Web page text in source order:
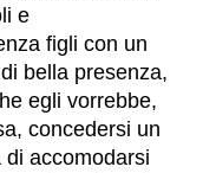
e
figli con un
bella presenza,
egli vorrebbe,
concedersi un
accomodarsi